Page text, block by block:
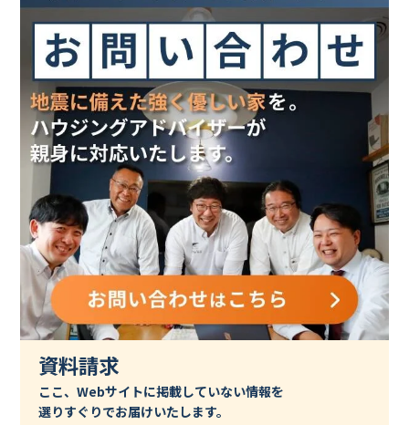
資料請求
ここ、Webサイトに掲載していない情報を
選りすぐりでお届けいたします。